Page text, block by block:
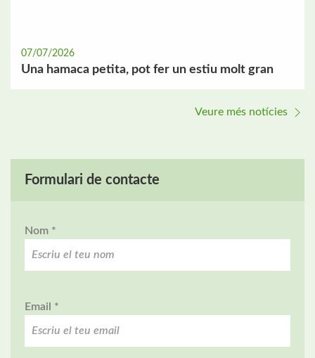
07/07/2026
Una hamaca petita, pot fer un estiu molt gran
Veure més notícies
Formulari de contacte
Nom *
Email *